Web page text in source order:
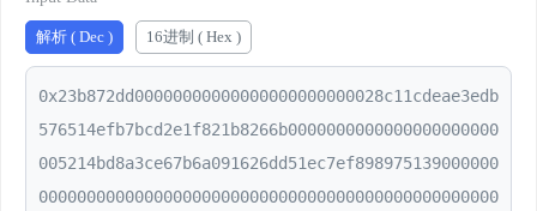
0x23b872dd00000000000000000000000028c11cdeae3edb
576514efb7bcd2e1f821b8266b0000000000000000000000
005214bd8a3ce67b6a091626dd51ec7ef898975139000000
000000000000000000000000000000000000000000000000
解析 ( Dec ) 16进制 ( Hex )